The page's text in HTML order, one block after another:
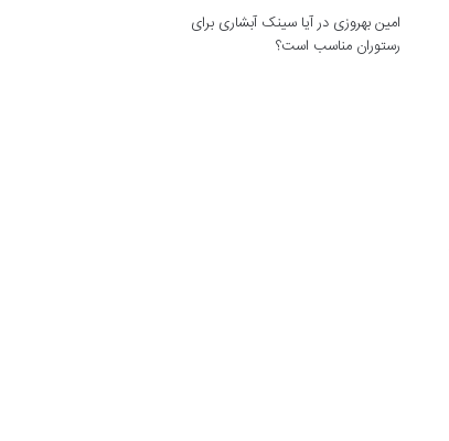
امین بهروزی درآیا سینک آبشاری برای
رستوران مناسب است؟